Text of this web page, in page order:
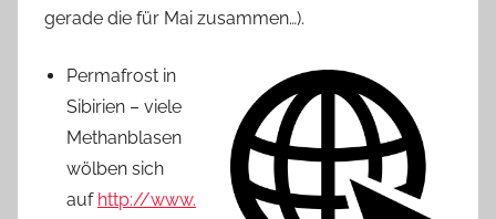
gerade die für Mai zusammen…).
Permafrost in
Sibirien – viele
Methanblasen
wölben sich
auf http://www.